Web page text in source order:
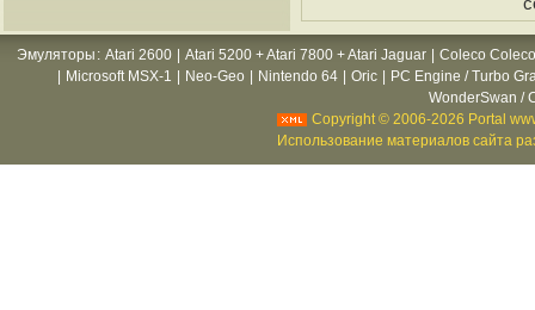
Эмуляторы : Atari 2600 Atari 5200 + Atari 7800 + Atari Jaguar
Coleco
Microsoft MSX-1 Neo-Geo Nintendo 64 Oric
PC Engine / Turbo
WonderSwan /
Copyright © 2006-2026 Portal
Использование материалов сайта